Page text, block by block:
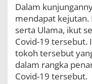
a
p
l
r
i
:
J
Dalam
mendapat kejutan.
serta Ulama, ikut
Covid-19 tersebut.
tokoh tersebut
dalam rangka
Covid-19 tersebut.